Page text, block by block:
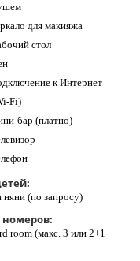
для макияжа
стол
к Интернет
Fi)
бар (платно)
няни (по запросу)
room (макс. 3 или 2+1